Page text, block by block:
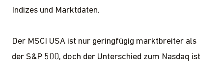
Indizes und Marktdaten.
Der MSCI USA ist nur geringfügig marktbreiter als
der S&P 500, doch der Unterschied zum Nasdaq ist